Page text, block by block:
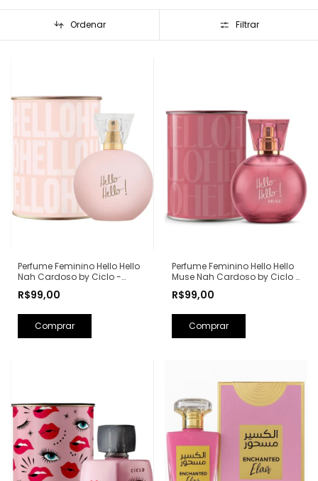
Ordenar Filtrar
Perfume Feminino Hello Hello
Nah Cardoso by Ciclo -
R$99,00
Perfume Feminino Hello Hello
Muse Nah Cardoso by Ciclo -
R$99,00